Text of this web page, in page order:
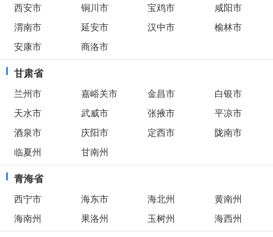
西安市 铜川市 宝鸡市
咸阳市
渭南市
延安市 汉中市
榆林市
安康市
商洛市
甘肃省
兰州市 嘉峪关市 金昌市
白银市
天水市
武威市 张掖市
平凉市
酒泉市
庆阳市 定西市
陇南市
临夏州
甘南州
青海省
西宁市 海东市 海北州
黄南州
海南州
果洛州 玉树州 海西州